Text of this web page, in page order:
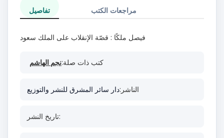
تفاصيل مراجعات الكتب
فيصل ملكًا : قصّة الإنقلاب على الملك سعود
كتب ذات صلة:نجم الهاشم
الناشر:دار سائر المشرق للنشر والتوزيع
تاريخ النشر: